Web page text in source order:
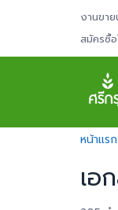
งานขา
สมัครซื้
หน้าแรก
เอ